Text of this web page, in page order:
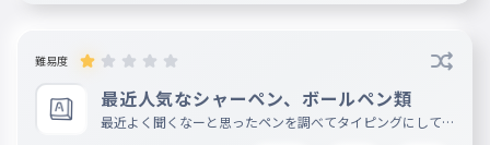
難易度
最近人気なシャーペン、ボールペン類
最近よく聞くなーと思ったペンを調べてタイピングにしてみ